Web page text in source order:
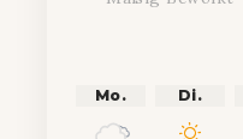
Mo. Di.